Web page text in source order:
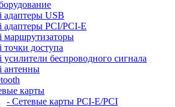
адаптеры USB
адаптеры PCI/PCI-E
маршрутизаторы
точки доступа
усилители беспроводного сигнала
антенны
карты
- Сетевые карты PCI-E/PCI